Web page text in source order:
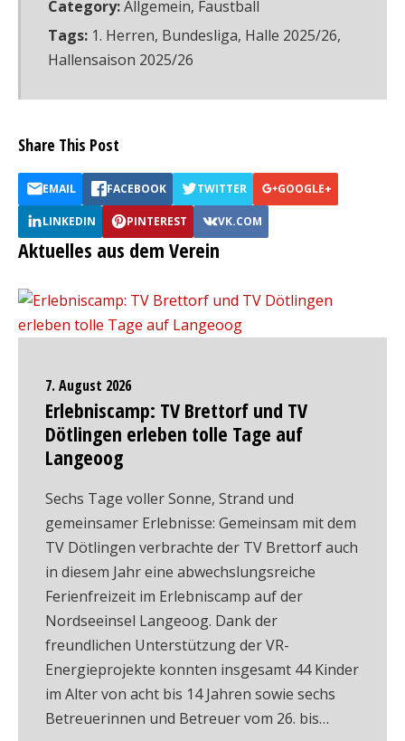
Category:Allgemein, Faustball
Tags: 1. Herren, Bundesliga, Halle 2025/26,
Hallensaison 2025/26
Share This Post
EMAIL FACEBOOK TWITTER GOOGLE+
LINKEDIN PINTEREST VK.COM
Aktuelles aus dem Verein
7. August 2026
Erlebniscamp: TV Brettorf und TV
Dötlingen erleben tolle Tage auf
Langeoog
Sechs Tage voller Sonne, Strand und
gemeinsamer Erlebnisse: Gemeinsam mit dem
TV Dötlingen verbrachte der TV Brettorf auch
in diesem Jahr eine abwechslungsreiche
Ferienfreizeit im Erlebniscamp auf der
Nordseeinsel Langeoog. Dank der
freundlichen Unterstützung der VR-
Energieprojekte konnten insgesamt 44 Kinder
im Alter von acht bis 14 Jahren sowie sechs
Betreuerinnen und Betreuer vom 26. bis…